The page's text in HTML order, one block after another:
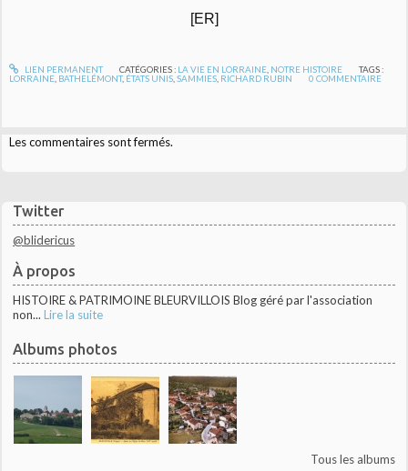
Twitter
@blidericus
À propos
HISTOIRE & PATRIMOINE BLEURVILLOIS Blog géré par l'association
non... Lire la suite
Albums photos
Tous les albums
[ER]
LIEN PERMANENT CATÉGORIES : LA VIE EN LORRAINE, NOTRE HISTOIRE
TAGS :
LORRAINE BATHELÉMONT, ÉTATS UNIS ,SAMMIES RICHARD RUBIN 0 COMMENTAIRE
Les commentaires sont fermés.